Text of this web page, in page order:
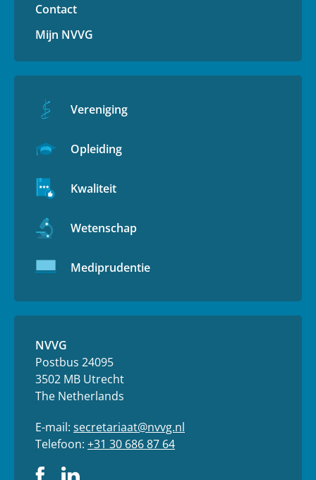
Contact
Mijn NVVG
Vereniging
Opleiding
Kwaliteit
Wetenschap
Mediprudentie
NVVG
Postbus 24095
3502 MB Utrecht
The Netherlands
E-mail: secretariaat@nvvg.nl
Telefoon: +31 30 686 87 64